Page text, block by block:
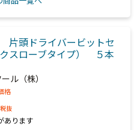
片頭ドライバービットセ
スローブタイプ） ５本
ル（株）
格
税抜
あります